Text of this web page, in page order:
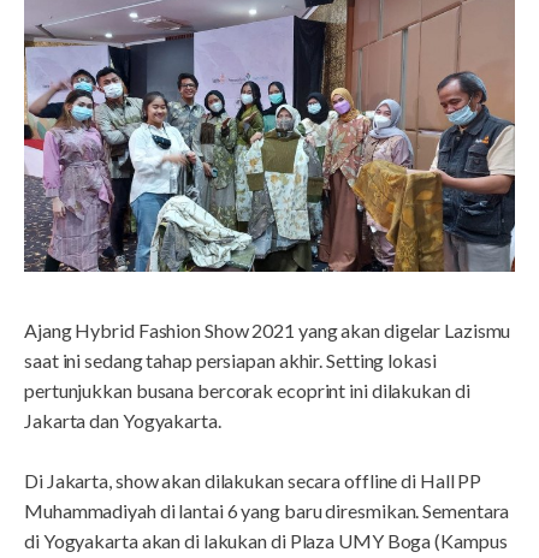
Ajang Hybrid Fashion Show 2021 yang akan digelar Lazismu
saat ini sedang tahap persiapan akhir. Setting lokasi
pertunjukkan busana bercorak ecoprint ini dilakukan di
Jakarta dan Yogyakarta.
Di Jakarta, show akan dilakukan secara offline di Hall PP
Muhammadiyah di lantai 6 yang baru diresmikan. Sementara
di Yogyakarta akan di lakukan di Plaza UMY Boga (Kampus